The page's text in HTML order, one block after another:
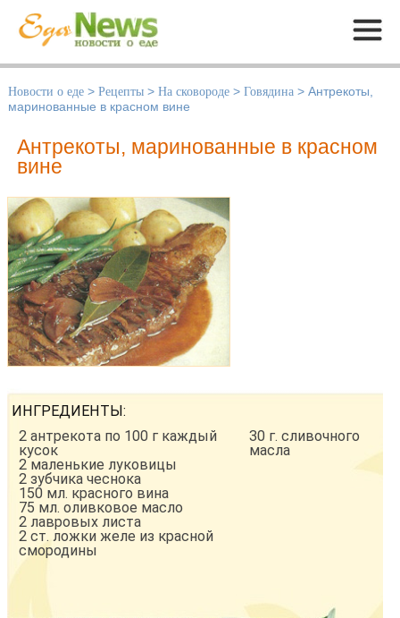
Меню
Новости о еде > Рецепты > На сковороде > Говядина > Антрекоты,
маринованные в красном вине
Антрекоты, маринованные в красном
вине
ИНГРЕДИЕНТЫ:
2 антрекота по 100 г каждый
кусок
2 маленькие луковицы
2 зубчика чеснока
150 мл. красного вина
75 мл. оливковое масло
2 лавровых листа
2 ст. ложки желе из красной
смородины
30 г. сливочного
масла